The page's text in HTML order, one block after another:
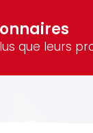
que leurs